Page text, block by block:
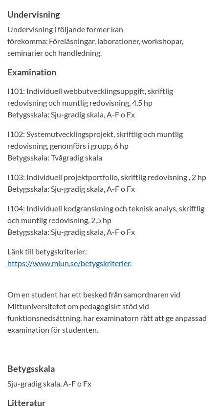
Undervisning
Undervisning i följande former kan
förekomma: Föreläsningar, laborationer, workshopar,
seminarier och handledning.
Examination
I101: Individuell webbutvecklingsuppgift, skriftlig
redovisning och muntlig redovisning, 4,5 hp
Betygsskala: Sju-gradig skala, A-F o Fx
I102: Systemutvecklingsprojekt, skriftlig och muntlig
redovisning, genomförs i grupp, 6 hp
Betygsskala: Tvågradig skala
I103: Individuell projektportfolio, skriftlig redovisning , 2 hp
Betygsskala: Sju-gradig skala, A-F o Fx
I104: Individuell kodgranskning och teknisk analys, skriftlig
och muntlig redovisning, 2,5 hp
Betygsskala: Sju-gradig skala, A-F o Fx
Länk till betygskriterier:
https://www.miun.se/betygskriterier.
Om en student har ett besked från samordnaren vid
Mittuniversitetet om pedagogiskt stöd vid
funktionsnedsättning, har examinatorn rätt att ge anpassad
examination för studenten.
Betygsskala
Sju-gradig skala, A-F o Fx
Litteratur